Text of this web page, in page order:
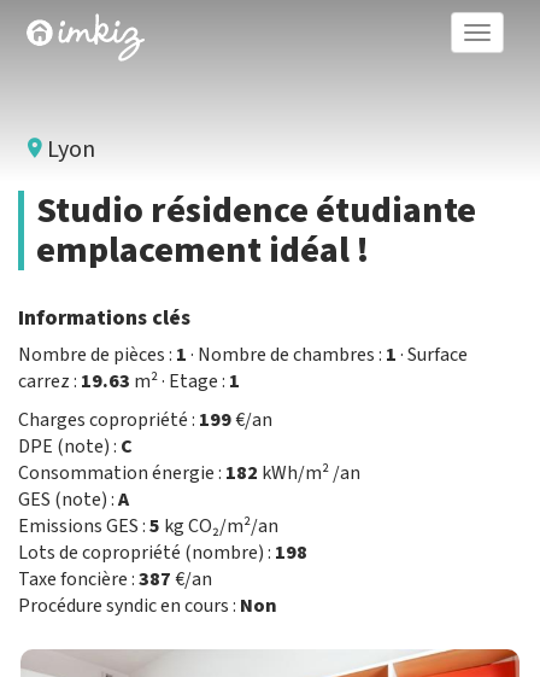
Toggle
Lyon
Studio résidence étudiante
emplacement idéal !
Informations clés
Nombre de pièces : 1· Nombre de chambres : 1· Surface
carrez : 19.63 m² · Etage : 1
Charges copropriété : 199€/an
DPE (note) : C
Consommation énergie : 182 kWh/m² /an
GES (note) :A
Emissions GES :5 kg CO₂/m²/an
Lots de copropriété (nombre) : 198
Taxe foncière :387€/an
Procédure syndic en cours : Non